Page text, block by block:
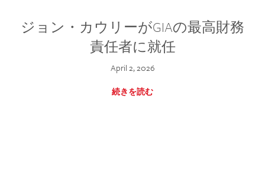
ジョン・カウリーがGIAの最高財務
責任者に就任
April 2, 2026
続きを読む